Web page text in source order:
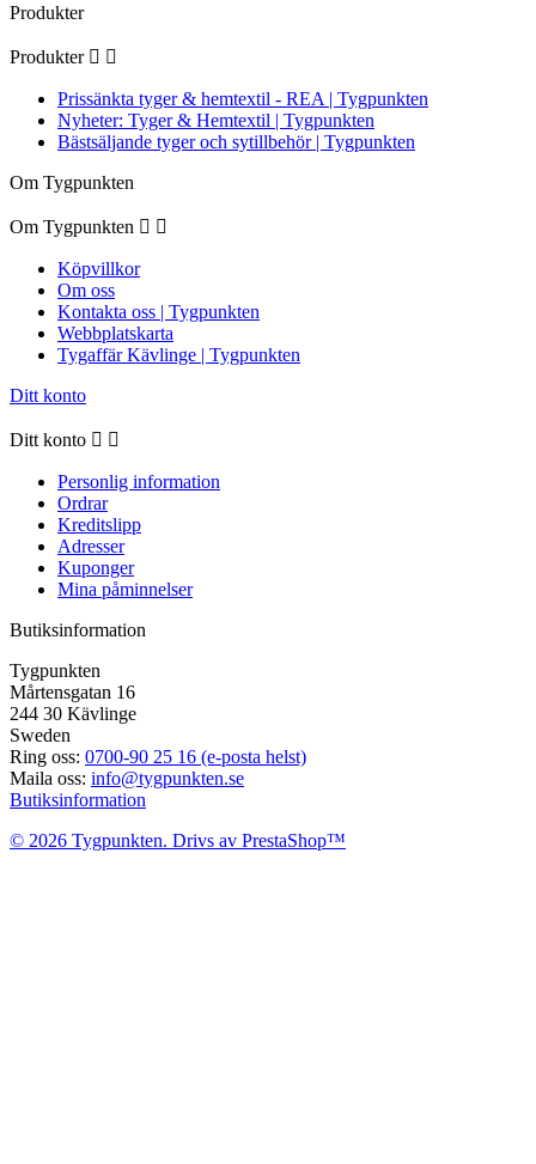
Produkter
Produkter  
Prissänkta tyger & hemtextil - REA | Tygpunkten
Nyheter: Tyger & Hemtextil | Tygpunkten
Bästsäljande tyger och sytillbehör | Tygpunkten
Om Tygpunkten
Om Tygpunkten  
Köpvillkor
Om oss
Kontakta oss | Tygpunkten
Webbplatskarta
Tygaffär Kävlinge | Tygpunkten
Ditt konto
Ditt konto  
Personlig information
Ordrar
Kreditslipp
Adresser
Kuponger
Mina påminnelser
Butiksinformation
Tygpunkten
Mårtensgatan 16
244 30 Kävlinge
Sweden
Ring oss: 0700-90 25 16 (e-posta helst)
Maila oss: info@tygpunkten.se
Butiksinformation
© 2026 Tygpunkten. Drivs av PrestaShop™